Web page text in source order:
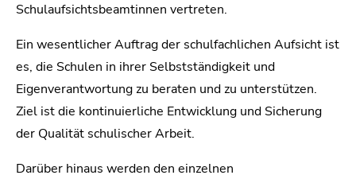
Schulaufsichtsbeamtinnen vertreten.
Ein wesentlicher Auftrag der schulfachlichen Aufsicht ist
es, die Schulen in ihrer Selbstständigkeit und
Eigenverantwortung zu beraten und zu unterstützen.
Ziel ist die kontinuierliche Entwicklung und Sicherung
der Qualität schulischer Arbeit.
Darüber hinaus werden den einzelnen